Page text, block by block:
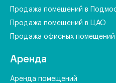
Продажа помещений в
Продажа помещений в ЦАО
Продажа офисных помещений
Аренда
Аренда помещений